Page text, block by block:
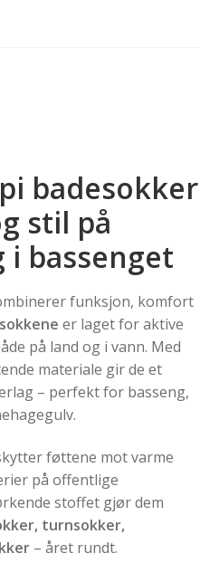
badesokker
stil på
i bassenget
funksjon, komfort
er laget for aktive
på land og i vann. Med
materiale gir de et
– perfekt for basseng,
føttene mot varme
på offentlige
stoffet gjør dem
turnsokker,
– året rundt.